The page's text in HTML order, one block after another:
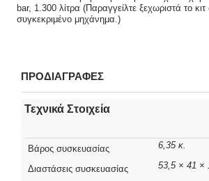
bar, 1.300 λίτρα (Παραγγείλτε ξεχωριστά το
συγκεκριμένο μηχάνημα.)
ΠΡΟΔΙΑΓΡΑΦΕΣ
Τεχνικά Στοιχεία
Βάρος συσκευασίας 6,35 κ.
Διαστάσεις συσκευασίας 53,5 × 41 ×